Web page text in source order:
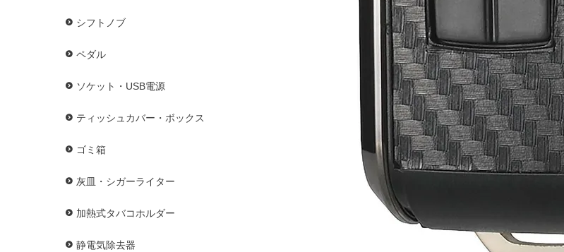
シフトノブ
ペダル
ソケット・USB電源
ティッシュカバー・ボックス
ゴミ箱
灰皿・シガーライター
加熱式タバコホルダー
静電気除去器